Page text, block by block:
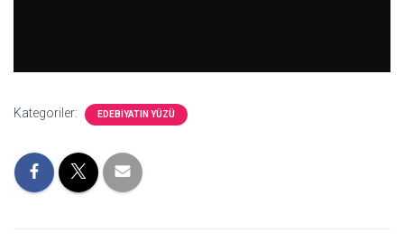
Kategoriler: EDEBIYATIN YÜZÜ